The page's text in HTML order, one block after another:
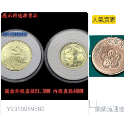
Y9310059580
人氣賣家
蘭蘭流通